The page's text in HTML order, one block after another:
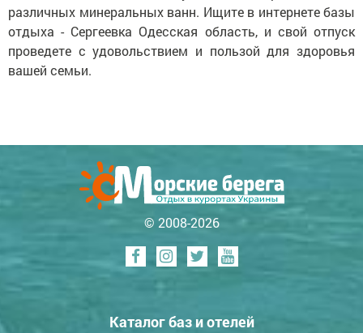
различных минеральных ванн. Ищите в интернете базы
отдыха - Сергеевка Одесская область, и свой отпуск
проведете с удовольствием и пользой для здоровья
вашей семьи.
© 2008-2026
Каталог баз и отелей